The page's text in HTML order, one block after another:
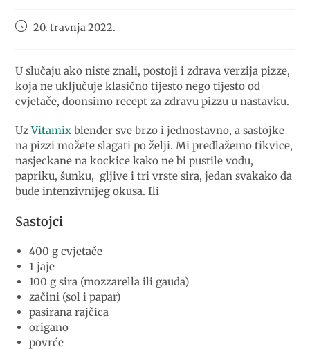
20. travnja 2022.
U slučaju ako niste znali, postoji i zdrava verzija pizze,
koja ne uključuje klasično tijesto nego tijesto od
cvjetače, doonsimo recept za zdravu pizzu u nastavku.
UzVitamix blender sve brzo i jednostavno, a sastojke
na pizzi možete slagati po želji. Mi predlažemo tikvice,
nasjeckane na kockice kako ne bi pustile vodu,
papriku, šunku, gljive i tri vrste sira, jedan svakako da
bude intenzivnijeg okusa. Ili
Sastojci
400 g cvjetače
1 jaje
100 g sira (mozzarella ili gauda)
začini (sol i papar)
pasirana rajčica
origano
povrće